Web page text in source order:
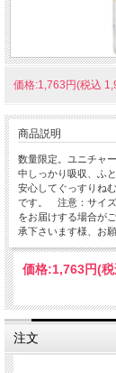
価格:1,763円(税込
商品説明
数量限定。ユニチ
中しっかり吸収、ふ
安心してぐっすりね
です。 注意：サイズ
をお届けする場合が
承下さいます様、お
価格:1,763円(
注文